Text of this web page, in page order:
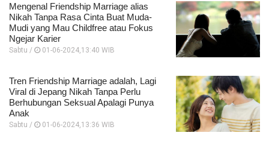
Mengenal Friendship Marriage alias
Nikah Tanpa Rasa Cinta Buat Muda-
Mudi yang Mau Childfree atau Fokus
Ngejar Karier
Sabtu / 01-06-2024,13:40 WIB
Tren Friendship Marriage adalah, Lagi
Viral di Jepang Nikah Tanpa Perlu
Berhubungan Seksual Apalagi Punya
Anak
Sabtu / 01-06-2024,13:36 WIB